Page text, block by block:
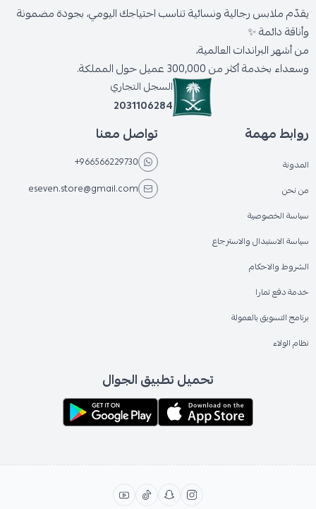
يقدّم ملابس رجالية ونسائية تناسب احتياجك اليومي، بجودة مضمونة
وأناقة دائمة ✨
من أشهر البراندات العالمية،
وسعداء بخدمة أكثر من 300,000 عميل حول المملكة.
السجل التجاري
2031106284
روابط مهمة
المدونة
من نحن
سياسة الخصوصية
سياسة الاستبدال والاسترجاع
الشروط والاحكام
خدمة دفع تمارا
برنامج التسويق بالعمولة
نظام الولاء
تواصل معنا
+966566229730
eseven.store@gmail.com
تحميل تطبيق الجوال